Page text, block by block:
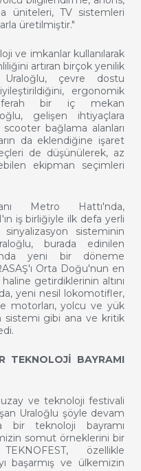
üniteleri, TV sistemleri
üretilmiştir."
ve imkanlar kullanılarak
artıran birçok yenilik
Uraloğlu, çevre dostu
ergonomik
ferah bir iç mekan
gelişen ihtiyaçlara
bağlama alanları
da eklendiğine işaret
de düşünülerek, az
ekipman seçimleri
Metro Hattı'nda,
iş birliğiyle ilk defa yerli
sisteminin
burada edinilen
yeni bir döneme
Orta Doğu'nun en
getirdiklerinin altını
yeni nesil lokomotifler,
motorları, yolcu ve yük
sistemi gibi ana ve kritik
TEKNOLOJİ BAYRAMI
ve teknoloji festivali
Uraloğlu şöyle devam
bir teknoloji bayramı
somut örneklerini bir
özellikle
başarmış ve ülkemizin